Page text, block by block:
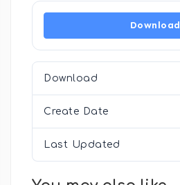
Download
Download
Create Date
Last Updated